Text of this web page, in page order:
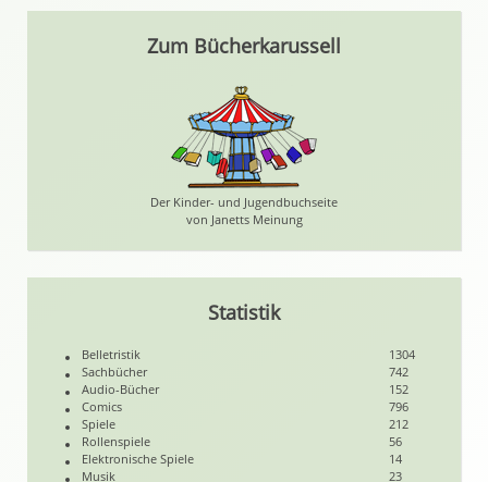
Zum Bücherkarussell
Der Kinder- und Jugendbuchseite
von Janetts Meinung
Statistik
Belletristik
1304
Sachbücher
742
Audio-Bücher
152
Comics
796
Spiele
212
Rollenspiele
56
Elektronische Spiele
14
Musik
23